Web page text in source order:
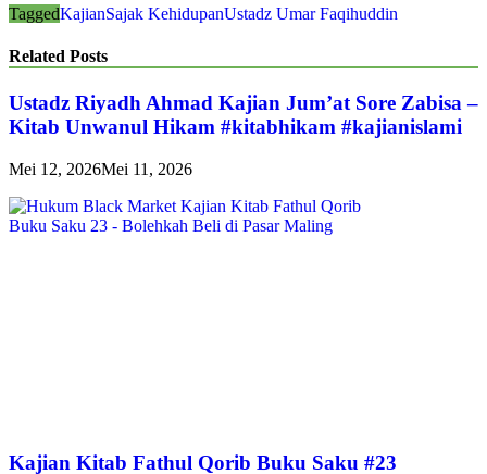
TaggedKajianSajak KehidupanUstadz Umar Faqihuddin
Related Posts
Ustadz Riyadh Ahmad Kajian Jum’at Sore Zabisa –
Kitab Unwanul Hikam #kitabhikam #kajianislami
Mei 12, 2026Mei 11, 2026
Kajian Kitab Fathul Qorib Buku Saku #23